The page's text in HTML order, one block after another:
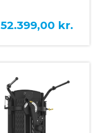
52.399,00 kr.